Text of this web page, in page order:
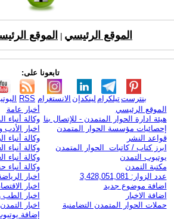
الموقع الرئيسي الموقع
تابعونا على:
RSS الانستغرام لينكدإن تيلكرامبنترست
الموقع الرئيسي
هيئة ادارة الحوار المتمدن - للإتصال بنا
إحصائيات مؤسسة الحوار المتمدن
قواعد النشر
ابرز كتاب / كاتبات الحوار المتمدن
يوتيوب التمدن
مكتبة التمدن
عدد الزوار: 3,428,051,081
اضافة موضوع جديد
اضافة الاخبار
حملات الحوار المتمدن التضامنية
أخبار عامة
وكالة أنباء
اخبار الأدب
وكالة أنباء
وكالة أنباء
وكالة أنباء
وكالة أنباء
اخبار
اخبار
اخبار الطب
اخبار التمدن
إضافة